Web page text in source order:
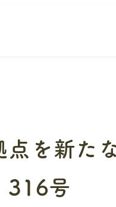
点を新た
316号